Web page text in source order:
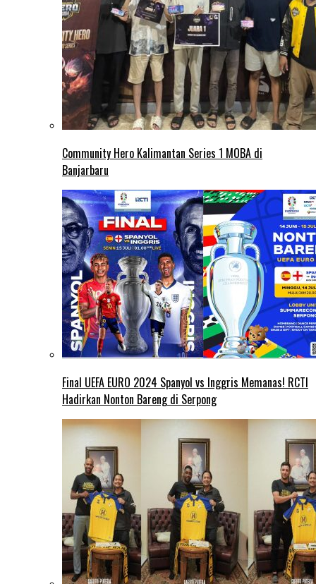
Community Hero Kalimantan Series 1 MOBA di
Banjarbaru
Final UEFA EURO 2024 Spanyol vs Inggris Memanas! RCTI
Hadirkan Nonton Bareng di Serpong